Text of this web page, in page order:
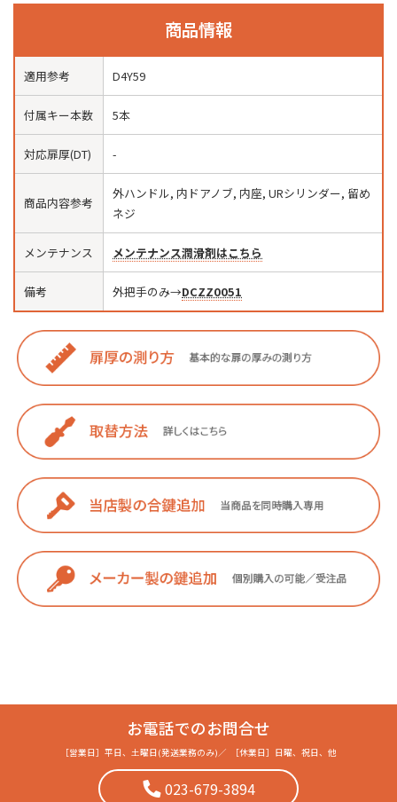
商品情報
適用参考 D4Y59
付属キー本数 5本
対応扉厚(DT) -
商品内容参考
外ハンドル, 内ドアノブ, 内座, URシリンダー, 留め
ネジ
メンテナンス メンテナンス潤滑剤はこちら
備考 外把手のみ→DCZZ0051
お電話でのお問合せ
［営業日］ 平日、土曜日(発送業務のみ) ／ ［休業日］ 日曜、祝日、他
023-679-3894